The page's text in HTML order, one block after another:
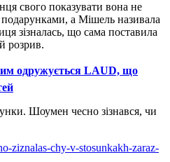
свого показувати вона не
а Мішель називала
зізналась, що сама поставила
розрив.
одружується LAUD, що
Шоумен чесно зізнався, чи
ziznalas-chy-v-stosunkakh-zaraz-